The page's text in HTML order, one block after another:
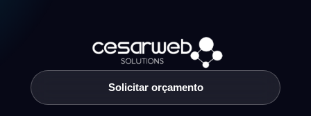
Solicitar orçamento